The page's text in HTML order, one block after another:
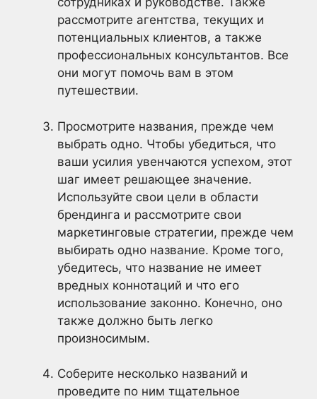
рассмотрите агентства, текущих и
потенциальных клиентов, а также
профессиональных консультантов. Все
они могут помочь вам в этом
путешествии.
Просмотрите названия, прежде чем
выбрать одно. Чтобы убедиться, что
ваши усилия увенчаются успехом, этот
шаг имеет решающее значение.
Используйте свои цели в области
брендинга и рассмотрите свои
маркетинговые стратегии, прежде чем
выбирать одно название. Кроме того,
убедитесь, что название не имеет
вредных коннотаций и что его
использование законно. Конечно, оно
также должно быть легко
произносимым.
Соберите несколько названий и
проведите по ним тщательное